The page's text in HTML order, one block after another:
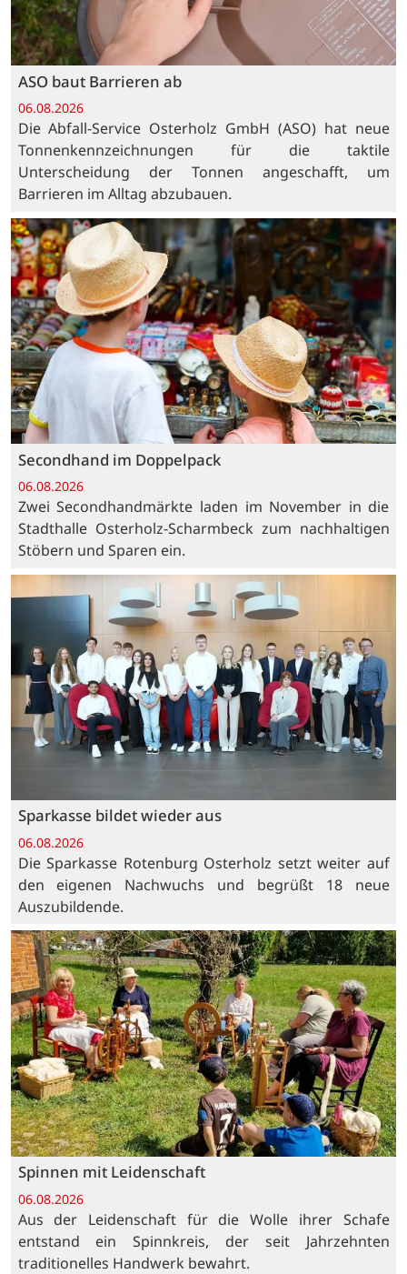
ASO baut Barrieren ab
06.08.2026
Die Abfall-Service Osterholz GmbH (ASO) hat neue
Tonnenkennzeichnungen für die taktile
Unterscheidung der Tonnen angeschafft, um
Barrieren im Alltag abzubauen.
Secondhand im Doppelpack
06.08.2026
Zwei Secondhandmärkte laden im November in die
Stadthalle Osterholz-Scharmbeck zum nachhaltigen
Stöbern und Sparen ein.
Sparkasse bildet wieder aus
06.08.2026
Die Sparkasse Rotenburg Osterholz setzt weiter auf
den eigenen Nachwuchs und begrüßt 18 neue
Auszubildende.
Spinnen mit Leidenschaft
06.08.2026
Aus der Leidenschaft für die Wolle ihrer Schafe
entstand ein Spinnkreis, der seit Jahrzehnten
traditionelles Handwerk bewahrt.